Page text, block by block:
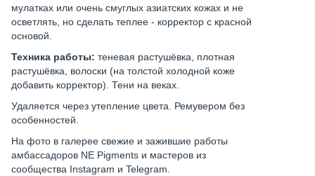
мулатках или очень смуглых азиатских кожах и не
осветлять, но сделать теплее - корректор с красной
основой.
Техника работы: теневая растушёвка, плотная
растушёвка, волоски (на толстой холодной коже
добавить корректор). Тени на веках.
Удаляется через утепление цвета. Ремувером без
особенностей.
На фото в галерее свежие и зажившие работы
амбассадоров NE Pigments и мастеров из
сообщества Instagram и Telegram.